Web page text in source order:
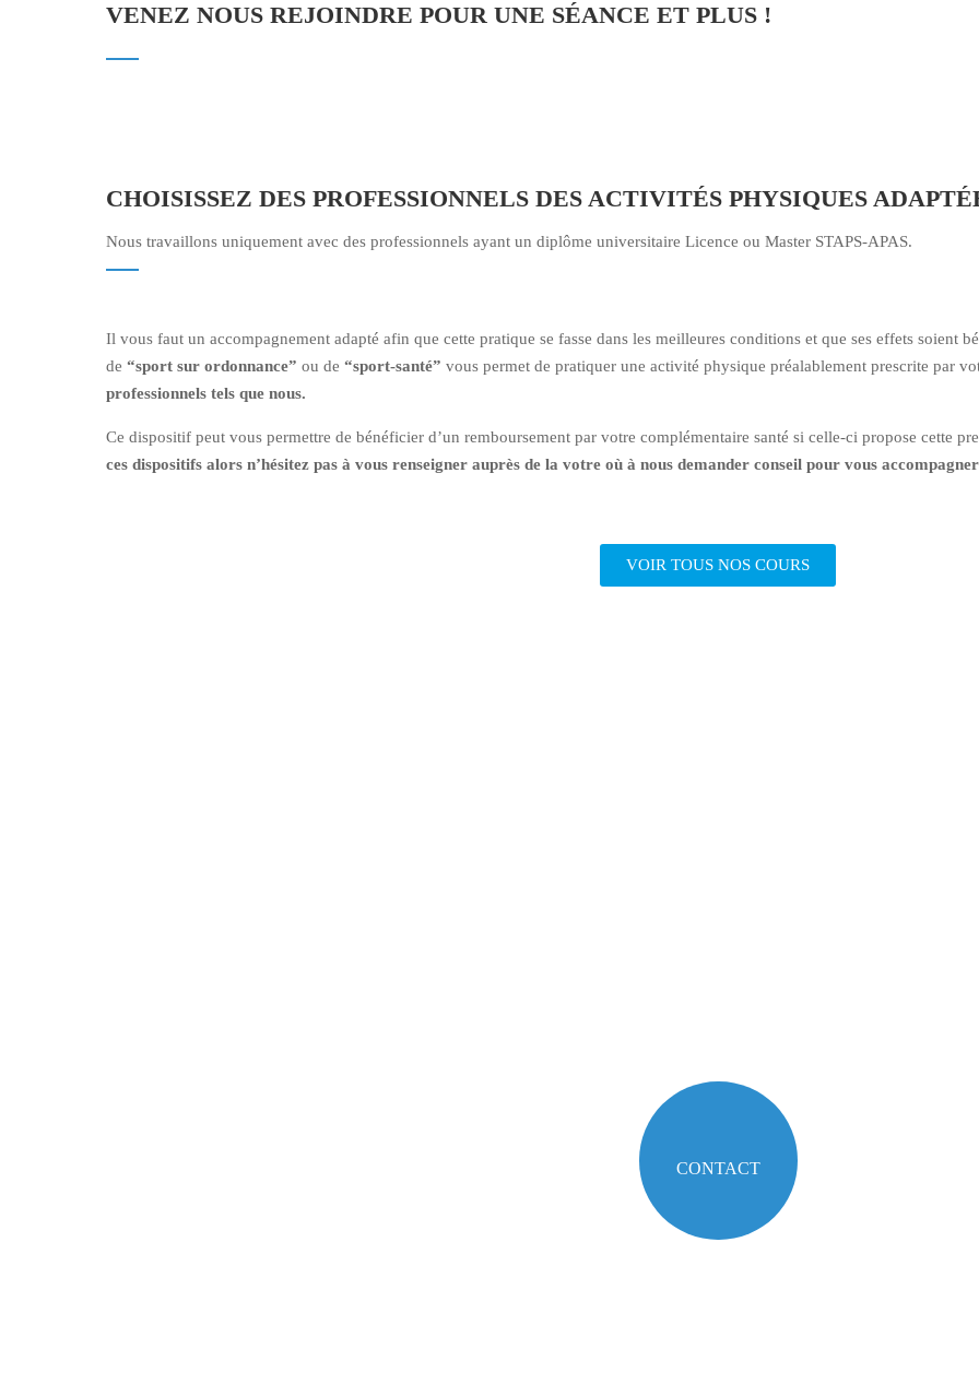
VENEZ NOUS REJOINDRE POUR UNE SÉANCE ET PLUS !
CHOISISSEZ DES PROFESSIONNELS DES ACTIVITÉS PHYSIQUES
Nous travaillons uniquement avec des professionnels ayant un diplôme universitaire Licence ou Master STAPS-APAS.
Il vous faut un accompagnement adapté afin que cette pratique se fasse dans les meilleures conditions et que ses effets soient
de “sport sur ordonnance” ou de “sport-santé” vous permet de pratiquer une activité physique préalablement prescrite par
professionnels tels que nous.
Ce dispositif peut vous permettre de bénéficier d’un remboursement par votre complémentaire santé si celle-ci propose cette
ces dispositifs alors n’hésitez pas à vous renseigner auprès de la votre où à nous demander conseil pour vous
VOIR TOUS NOS COURS
CONTACT